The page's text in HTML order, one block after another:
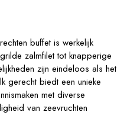
buffet is werkelijk
zalmfilet tot knapperige
zijn eindeloos als het
gerecht biedt een unieke
met diverse
van zeevruchten